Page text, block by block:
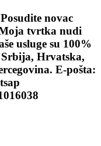
novac
tvrtka nudi
usluge su 100%
Hrvatska,
E-pošta: